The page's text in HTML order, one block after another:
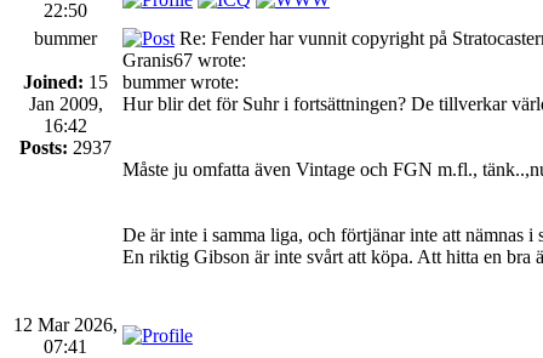
22:50
bummer
Joined: 15
Jan 2009,
16:42
Posts: 2937
Re: Fender har vunnit copyright på
Granis67 wrote:
bummer wrote:
Hur blir det för Suhr i fortsättningen? De tillverkar
Måste ju omfatta även Vintage och FGN m.fl.,
De är inte i samma liga, och förtjänar inte att nämnas i
En riktig Gibson är inte svårt att köpa. Att hitta en bra
12 Mar 2026,
07:41